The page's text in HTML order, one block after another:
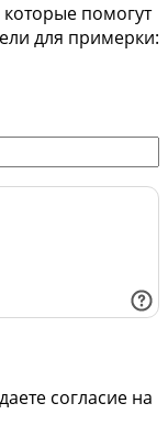
помогут
для примерки:
согласие на